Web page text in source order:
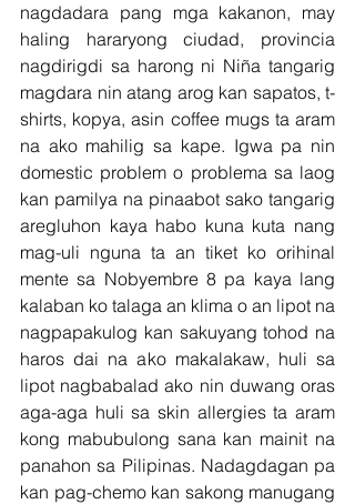
nagdadara pang mga kakanon, may
haling hararyong ciudad, provincia
nagdirigdi sa harong ni Niña tangarig
magdara nin atang arog kan sapatos, t-
shirts, kopya, asin coffee mugs ta aram
na ako mahilig sa kape. Igwa pa nin
domestic problem o problema sa laog
kan pamilya na pinaabot sako tangarig
aregluhon kaya habo kuna kuta nang
mag-uli nguna ta an tiket ko orihinal
mente sa Nobyembre 8 pa kaya lang
kalaban ko talaga an klima o an lipot na
nagpapakulog kan sakuyang tohod na
haros dai na ako makalakaw, huli sa
lipot nagbabalad ako nin duwang oras
aga-aga huli sa skin allergies ta aram
kong mabubulong sana kan mainit na
panahon sa Pilipinas. Nadagdagan pa
kan pag-chemo kan sakong manugang